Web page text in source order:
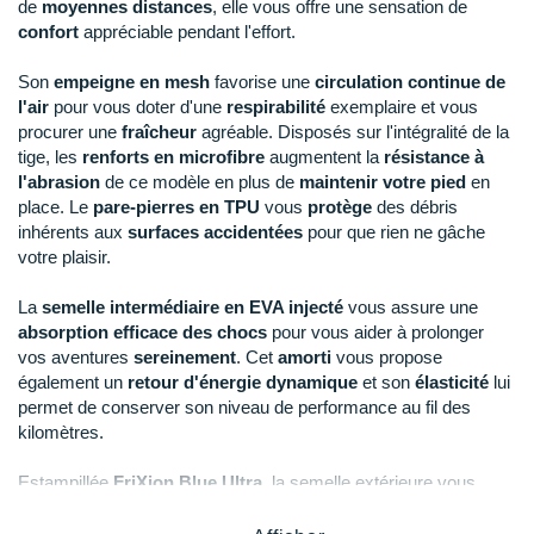
Il en reste 1 !
47.5 En rupture
En rupture
48.5 En rupture
49
49.5 En rupture
de moyennes distances, elle vous offre une sensation de
confort appréciable pendant l'effort.
Son empeigne en mesh favorise une circulation continue de
l'air pour vous doter d'une respirabilité exemplaire et vous
procurer une fraîcheur agréable. Disposés sur l'intégralité de la
tige, les renforts en microfibre augmentent la résistance à
l'abrasion de ce modèle en plus de maintenir votre pied en
place. Le pare-pierres en TPU vous protège des débris
inhérents aux surfaces accidentées pour que rien ne gâche
votre plaisir.
La semelle intermédiaire en EVA injecté vous assure une
absorption efficace des chocs pour vous aider à prolonger
vos aventures sereinement. Cet amorti vous propose
également un retour d'énergie dynamique et son élasticité lui
permet de conserver son niveau de performance au fil des
kilomètres.
Estampillée FriXion Blue Ultra , la semelle extérieure vous
PAR MARQUES
DÉSTOCKAGE
+ Voir tous les accessoires
NNormal
Odlo
On-Running
Patagonia
Petzl
Polar
Puma